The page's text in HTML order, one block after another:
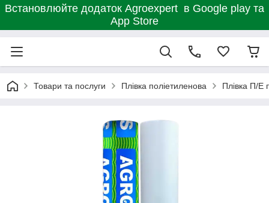
Встановлюйте додаток Agroexpert в Google play та
App Store
Товари та послуги Плівка поліетиленова Плівка П/Е